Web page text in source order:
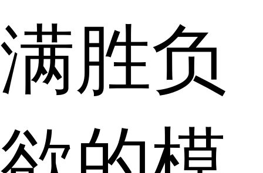
满胜负